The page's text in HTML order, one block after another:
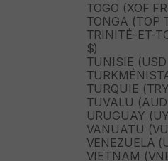
TOGO (XOF
TONGA (TOP
TRINITÉ-ET-
$)
TUNISIE
TURQUIE
TUVALU
URUGUAY
VANUATU
VENEZUELA
VIETNAM